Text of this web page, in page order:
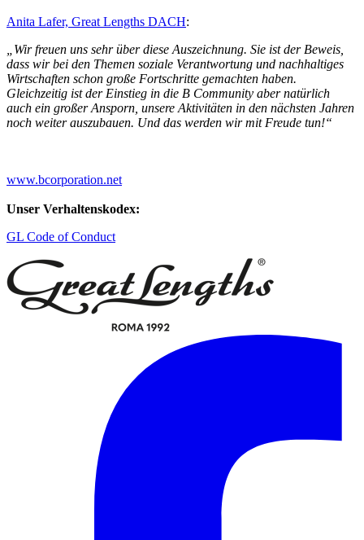
Anita Lafer, Great Lengths DACH:
„Wir freuen uns sehr über diese Auszeichnung. Sie ist der Beweis,
dass wir bei den Themen soziale Verantwortung und nachhaltiges
Wirtschaften schon große Fortschritte gemachten haben.
Gleichzeitig ist der Einstieg in die B Community aber natürlich
auch ein großer Ansporn, unsere Aktivitäten in den nächsten Jahren
noch weiter auszubauen. Und das werden wir mit Freude tun!“
www.bcorporation.net
Unser Verhaltenskodex:
GL Code of Conduct